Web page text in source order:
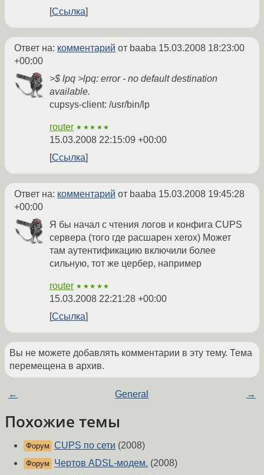
Ссылка
Ответ на: комментарий от baaba 15.03.2008 18:23:00
+00:00
>$ lpq >lpq: error - no default destination
available.
cupsys-client: /usr/bin/lp
router ★★★★★
15.03.2008 22:15:09 +00:00
Ссылка
Ответ на: комментарий от baaba 15.03.2008 19:45:28
+00:00
Я бы начал с чтения логов и конфига CUPS
сервера (того где расшарен xerox) Может
там аутентификацию включили более
сильную, тот же цербер, например
router ★★★★★
15.03.2008 22:21:28 +00:00
Ссылка
Вы не можете добавлять комментарии в эту тему. Тема
перемещена в архив.
← General →
Похожие темы
Форум CUPS по сети (2008)
Форум Чертов ADSL-модем. (2008)